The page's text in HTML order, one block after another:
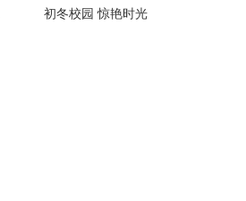
初冬校园 惊艳时光